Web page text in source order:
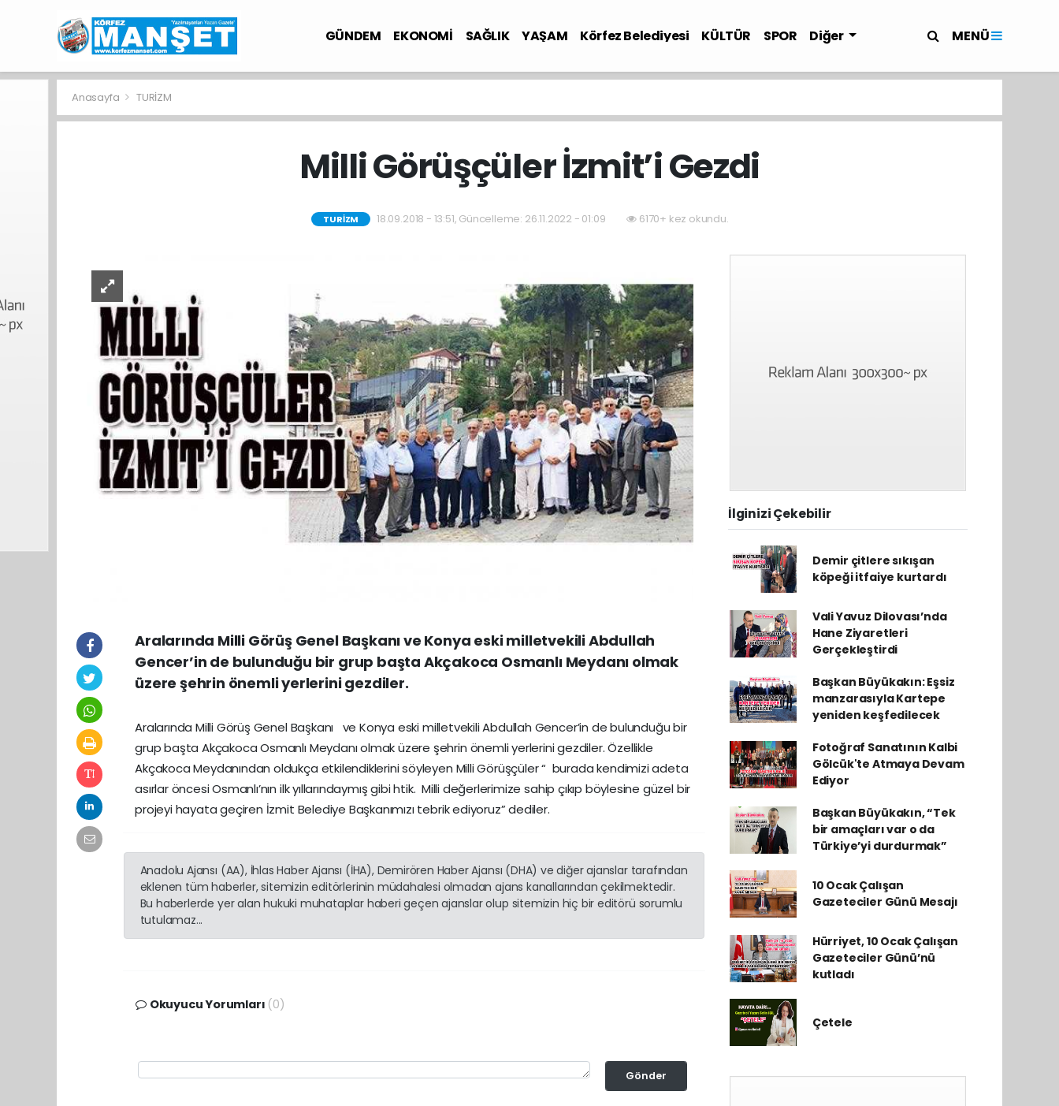
GÜNDEM EKONOMİ SAĞLIK YAŞAM Körfez Belediyesi KÜLTÜR SPOR Diğer MENÜ
Anasayfa TURİZM
Milli Görüşçüler İzmit’i Gezdi
TURİZM 18.09.2018 - 13:51, Güncelleme: 26.11.2022 - 01:09 6170+ kez okundu.
Aralarında Milli Görüş Genel Başkanı ve Konya eski milletvekili Abdullah
Gencer’in de bulunduğu bir grup başta Akçakoca Osmanlı Meydanı olmak
üzere şehrin önemli yerlerini gezdiler.
Aralarında Milli Görüş Genel Başkanı ve Konya eski milletvekili Abdullah Gencer’in de bulunduğu bir
grup başta Akçakoca Osmanlı Meydanı olmak üzere şehrin önemli yerlerini gezdiler. Özellikle
Akçakoca Meydanından oldukça etkilendiklerini söyleyen Milli Görüşçüler “ burada kendimizi adeta
asırlar öncesi Osmanlı’nın ilk yıllarındaymış gibi htik. Milli değerlerimize sahip çıkıp böylesine güzel bir
projeyi hayata geçiren İzmit Belediye Başkanımızı tebrik ediyoruz” dediler.
Anadolu Ajansı (AA), İhlas Haber Ajansı (İHA), Demirören Haber Ajansı (DHA) ve diğer ajanslar tarafından
eklenen tüm haberler, sitemizin editörlerinin müdahalesi olmadan ajans kanallarından çekilmektedir.
Bu haberlerde yer alan hukuki muhataplar haberi geçen ajanslar olup sitemizin hiç bir editörü sorumlu
tutulamaz...
Okuyucu Yorumları (0)
Gönder
İlginizi Çekebilir
Demir çitlere sıkışan
köpeği itfaiye kurtardı
Vali Yavuz Dilovası’nda
Hane Ziyaretleri
Gerçekleştirdi
Başkan Büyükakın: Eşsiz
manzarasıyla Kartepe
yeniden keşfedilecek
Fotoğraf Sanatının Kalbi
Gölcük'te Atmaya Devam
Ediyor
Başkan Büyükakın, “Tek
bir amaçları var o da
Türkiye’yi durdurmak”
10 Ocak Çalışan
Gazeteciler Günü Mesajı
Hürriyet, 10 Ocak Çalışan
Gazeteciler Günü’nü
kutladı
Çetele